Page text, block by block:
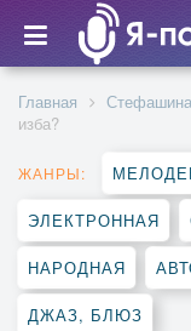
Главная
изба?
ЖАНРЫ:
ЭЛЕКТРОННАЯ
НАРОДНАЯ
ДЖАЗ, БЛЮЗ